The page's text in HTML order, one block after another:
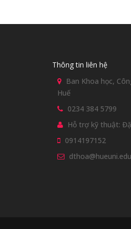
Thông tin liên hệ
Ban Khoa học,
Huế
0234 384 5799
Hỗ trợ kỹ thuật:
0914197152